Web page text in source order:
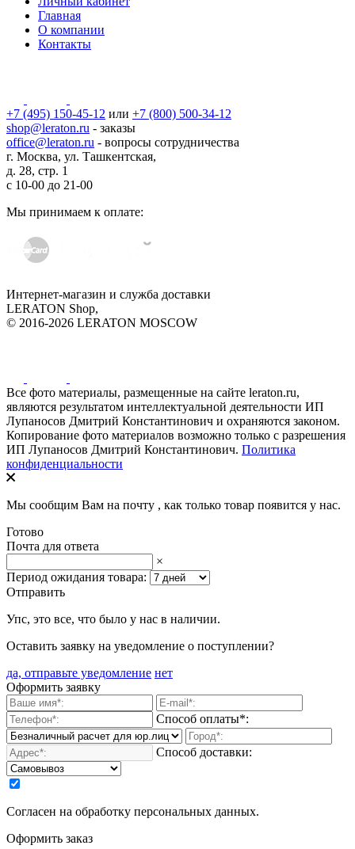
Главная
О компании
Контакты
+7 (495) 150-45-12 или +7 (800) 500-34-12
shop@leraton.ru - заказы
office@leraton.ru - вопросы сотрудничества
г. Москва, ул. Ташкентская,
д. 28, стр. 1
с 10-00 до 21-00
Мы принимаем к оплате:
Интернет-магазин и служба доставки
LERATON Shop,
© 2016-2026 LERATON MOSCOW
Все фото материалы, размещенные на сайте leraton.ru,
являются результатом интеллектуальной деятельности ИП
Лупаносов Дмитрий Константинович и охраняются законом.
Копирование фото материалов возможно только с разрешения
ИП Лупаносов Дмитрий Константинович. Политика
конфиденциальности
Мы сообщим Вам на почту , как только товар появится у нас.
Готово
Почта для ответа
×
Период ожидания товара:
Отправить
Упс, это все, что было у нас в наличии.
Оставить заявку на уведомление о поступлении?
да, отправьте уведомление нет
Оформить заявку
Способ оплаты*:
Способ доставки:
Согласен на обработку персональных данных.
Оформить заказ